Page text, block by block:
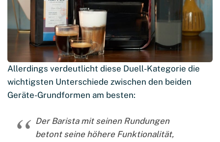
Allerdings verdeutlicht diese Duell-Kategorie die
wichtigsten Unterschiede zwischen den beiden
Geräte-Grundformen am besten:
Der Barista mit seinen Rundungen
betont seine höhere Funktionalität,